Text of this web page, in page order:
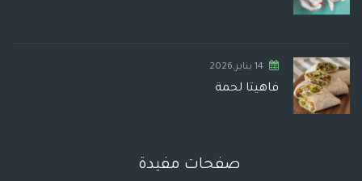
14 يناير,2026
فاهيتا لحمة
صفحات مفيدة